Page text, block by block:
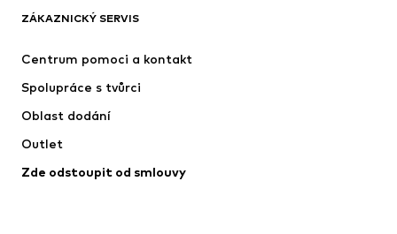
Bundy
Obleky & saka
Plavky
Příležitosti
Upcyklace
ZÁKAZNICKÝ SERVIS
Centrum pomoci a kontakt
Spolupráce s tvůrci
Oblast dodání
Outlet
Zde odstoupit od smlouvy